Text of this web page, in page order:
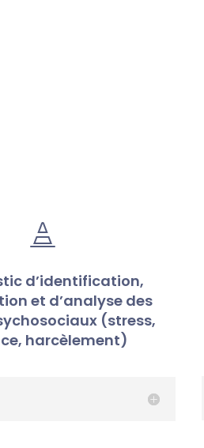

d’identification,
et d’analyse des
(stress,
harcèlement)